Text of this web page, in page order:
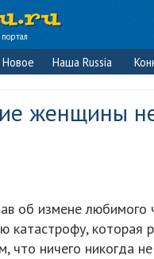
Новое Наша Russia
женщины
об измене любимого
катастрофу,
что ничего никогда